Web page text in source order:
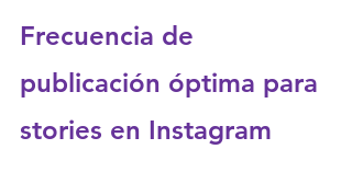
Frecuencia de
publicación óptima para
stories en Instagram